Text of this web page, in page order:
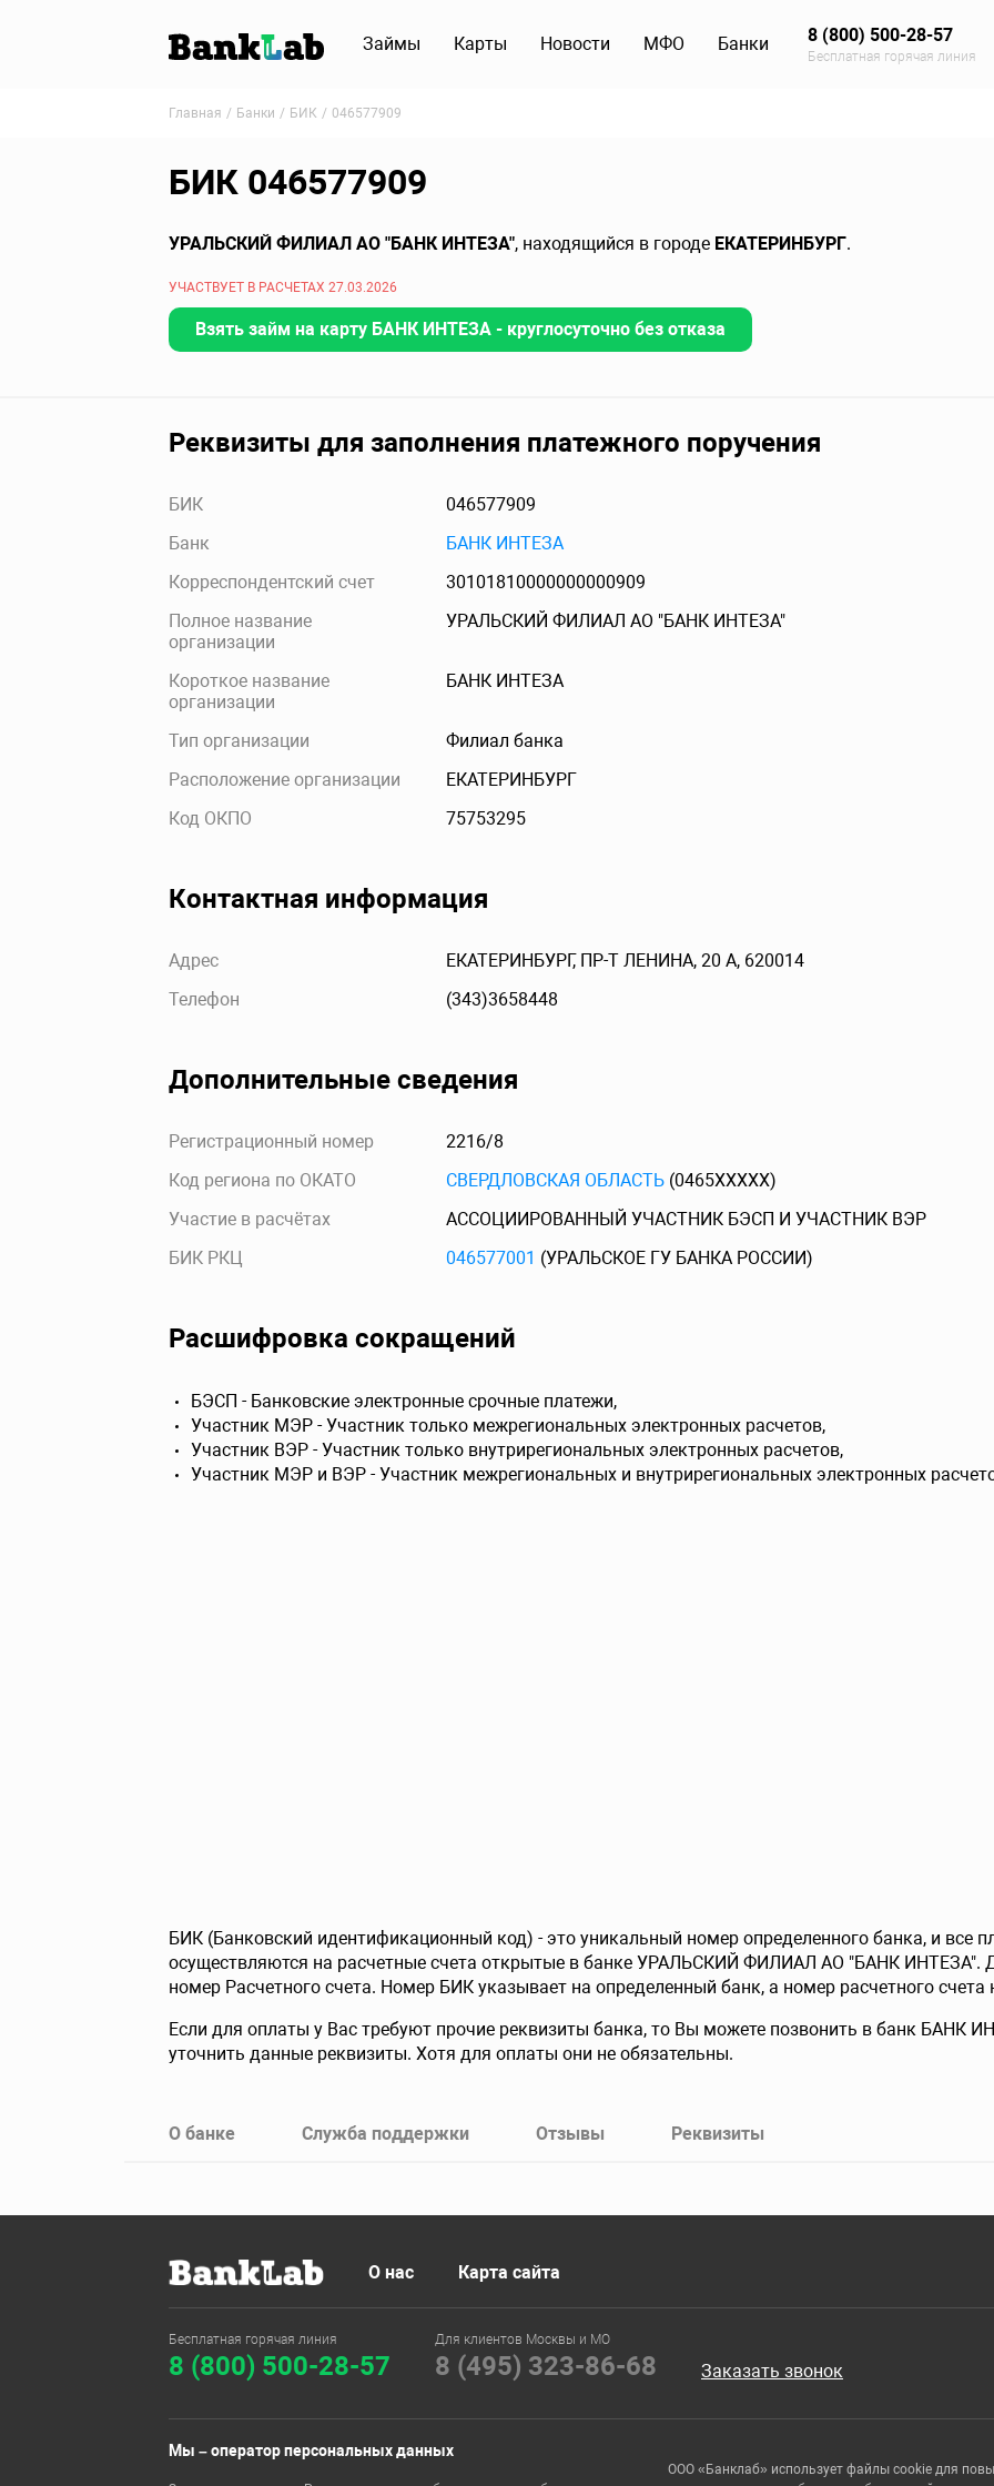
Займы Карты Новости МФО Банки 8 (800) 500-28-57
Бесплатная горячая линия
Главная Банки БИК 046577909
БИК 046577909
УРАЛЬСКИЙ ФИЛИАЛ АО "БАНК ИНТЕЗА", находящийся в городе ЕКАТЕРИНБУРГ.
УЧАСТВУЕТ В РАСЧЕТАХ 27.03.2026
Взять займ на карту БАНК ИНТЕЗА - круглосуточно без отказа
Реквизиты для заполнения платежного поручения
БИК
046577909
Банк
БАНК ИНТЕЗА
Корреспондентский счет
30101810000000000909
Полное название
организации
УРАЛЬСКИЙ ФИЛИАЛ АО "БАНК ИНТЕЗА"
Короткое название
организации
БАНК ИНТЕЗА
Тип организации
Филиал банка
Расположение организации
ЕКАТЕРИНБУРГ
Код ОКПО
75753295
Контактная информация
Адрес
ЕКАТЕРИНБУРГ, ПР-Т ЛЕНИНА, 20 А, 620014
Телефон
(343)3658448
Дополнительные сведения
Регистрационный номер
2216/8
Код региона по ОКАТО
СВЕРДЛОВСКАЯ ОБЛАСТЬ (0465XXXXX)
Участие в расчётах
АССОЦИИРОВАННЫЙ УЧАСТНИК БЭСП И УЧАСТНИК ВЭР
БИК РКЦ
046577001 (УРАЛЬСКОЕ ГУ БАНКА РОССИИ)
Расшифровка сокращений
БЭСП - Банковские электронные срочные платежи,
Участник МЭР - Участник только межрегиональных электронных расчетов,
Участник ВЭР - Участник только внутрирегиональных электронных расчетов,
Участник МЭР и ВЭР - Участник межрегиональных и внутрирегиональных электронных
БИК (Банковский идентификационный код) - это уникальный номер определенного банка, и все
осуществляются на расчетные счета открытые в банке УРАЛЬСКИЙ ФИЛИАЛ АО "БАНК ИНТЕЗА".
номер Расчетного счета. Номер БИК указывает на определенный банк, а номер расчетного
Если для оплаты у Вас требуют прочие реквизиты банка, то Вы можете позвонить в банк БАНК
уточнить данные реквизиты. Хотя для оплаты они не обязательны.
О банке Служба поддержки Отзывы Реквизиты
О нас Карта сайта
Бесплатная горячая линия
8 (800) 500-28-57
Для клиентов Москвы и МО
8 (495) 323-86-68 Заказать звонок
Мы – оператор персональных данных
ООО «Банклаб» использует файлы cookie для